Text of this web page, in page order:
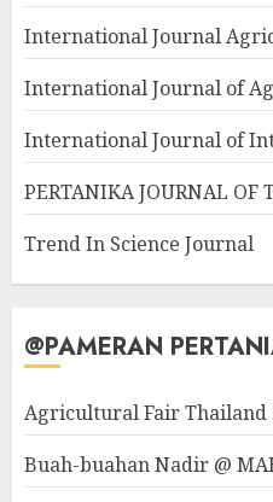
International Journal
International Journal of
International Journal of
PERTANIKA JOURNAL OF
Trend In Science Journal
@PAMERAN
Agricultural Fair Thailand
Buah-buahan Nadir @